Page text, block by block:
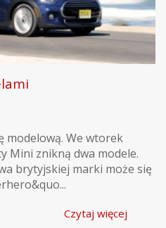
modelową. We wtorek
Mini znikną dwa modele.
brytyjskiej marki może się
Czytaj więcej